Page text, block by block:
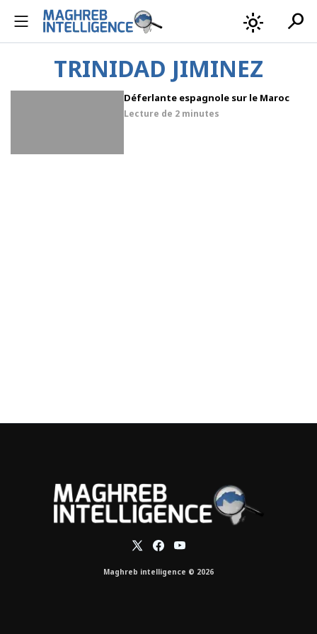
light_mode search
TRINIDAD JIMINEZ
Déferlante espagnole sur le Maroc
Lecture de 2 minutes
Maghreb intelligence © 2026